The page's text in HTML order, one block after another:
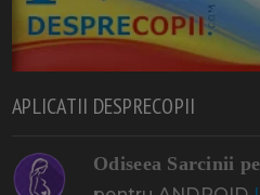
APLICATII DESPRECOPII
Odiseea Sarcinii